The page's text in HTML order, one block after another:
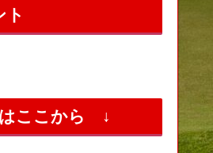
ト
ここから ↓